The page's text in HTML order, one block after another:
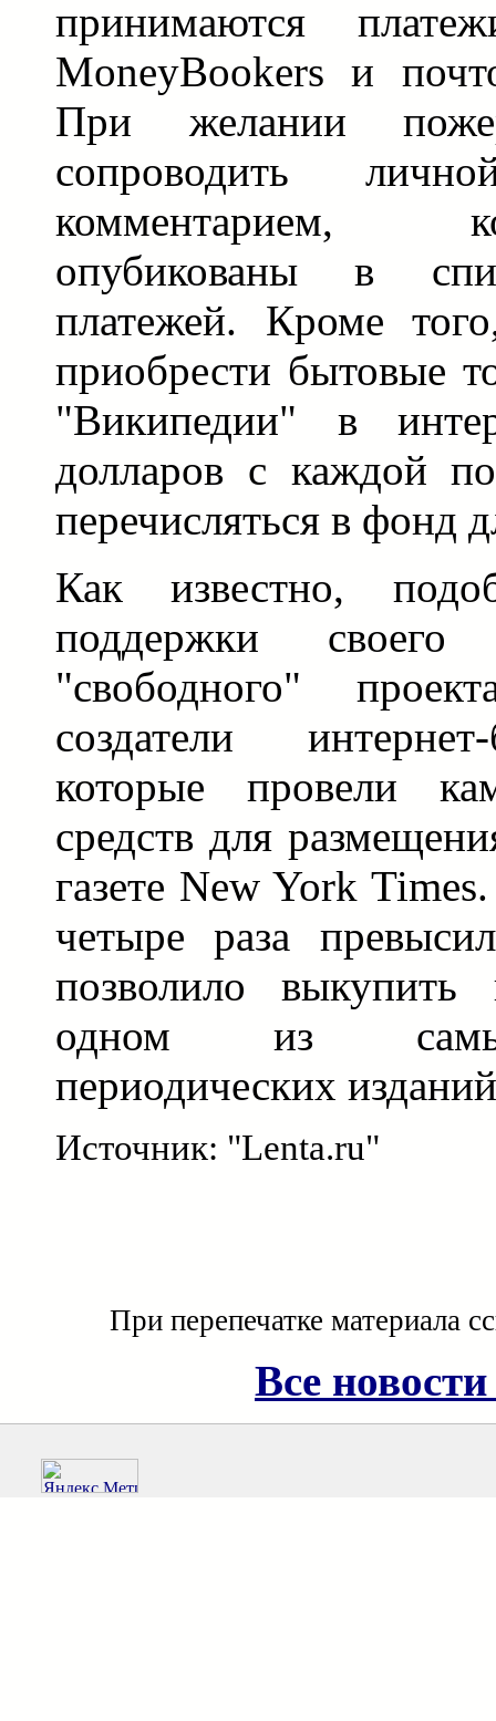
принимаются
MoneyBookers и
При желании
сопроводить
комментарием,
опубикованы в
платежей. Кроме
приобрести бытовые
"Википедии" в
долларов с каждой
перечисляться в фонд
Как известно,
поддержки своего
"свободного"
создатели
которые провели
средств для
газете New York
четыре раза
позволило
одном из
периодических
Источник: "Lenta.ru"
При перепечатке материала
Все